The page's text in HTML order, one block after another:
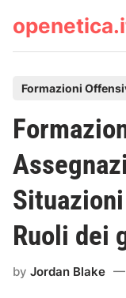
s
e
d
n
Formazioni
Ruoli dei
byJordan Blake